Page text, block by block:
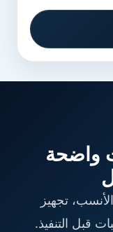
واضحة
تجهيز
قبل التنفيذ.